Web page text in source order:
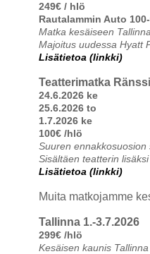
249€ / hlö
Rautalammin Auto
Matka kesäiseen
Majoitus uudessa Hyatt
Lisätietoa (linkki)
Teatterimatka
24.6.2026 ke
25.6.2026 to
1.7.2026 ke
100€ /hlö
Suuren
Sisältäen teatterin
Lisätietoa (linkki)
Muita matkojamme
Tallinna 1.-3.7.2026
299€ /hlö
Kesäisen kaunis